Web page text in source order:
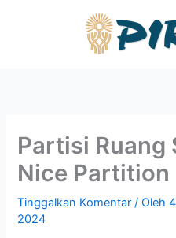
Partisi Ruang
Nice Partition
Tinggalkan Komentar / Oleh
2024